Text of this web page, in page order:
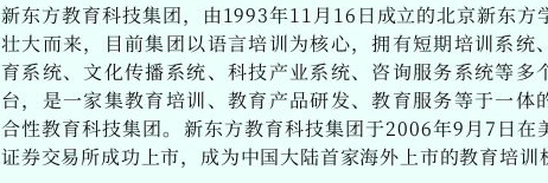
新东方教育科技集团，由1993年11月16日成立的北京新东方
壮大而来，目前集团以语言培训为核心，拥有短期培训系统
育系统、文化传播系统、科技产业系统、咨询服务系统等多
台，是一家集教育培训、教育产品研发、教育服务等于一体
合性教育科技集团。新东方教育科技集团于2006年9月7日在
证券交易所成功上市，成为中国大陆首家海外上市的教育培训